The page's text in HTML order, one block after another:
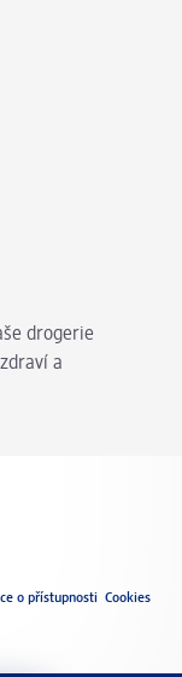
drogerie
a
o přístupnosti Cookies